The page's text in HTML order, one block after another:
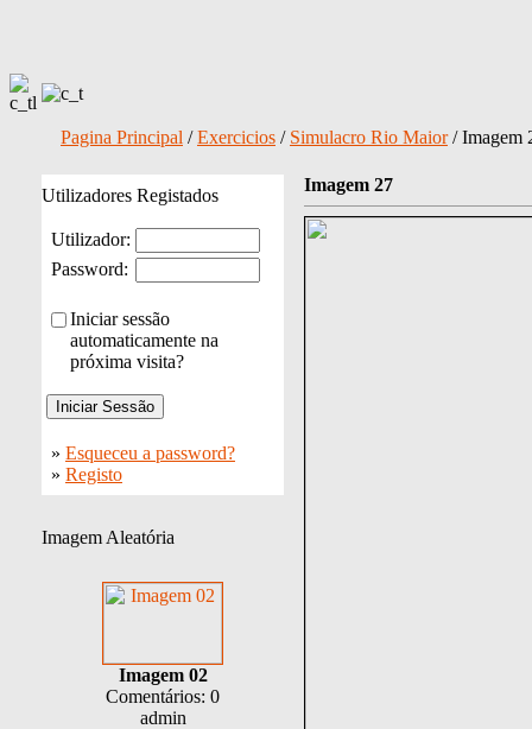
Pagina Principal /Exercicios / Simulacro Rio Maior/ Imagem
Utilizadores Registados
Utilizador:
Password:
Iniciar sessão
automaticamente na
próxima visita?
» Esqueceu a password?
» Registo
Imagem Aleatória
Imagem 02
Comentários: 0
admin
Imagem 27